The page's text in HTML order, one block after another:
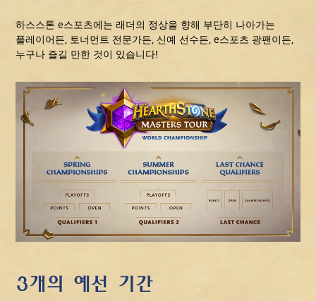
하스스톤 e스포츠에는 래더의 정상을 향해 부단히 나아가는
플레이어든, 토너먼트 전문가든, 신예 선수든, e스포츠 광팬이든,
누구나 즐길 만한 것이 있습니다!
3개의 예선 기간